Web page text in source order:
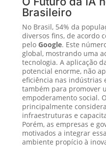
Brasileiro
No Brasil, 54% da
diversos fins, de acordo
pelo Google. Este
global, mostrando uma
tecnologia. A aplicação
potencial enorme, não
eficiência nas indústrias
também para promover
empoderamento social.
principalmente
infraestruturas e
Porém, as empresas e
motivados a integrar
ambiente propício à